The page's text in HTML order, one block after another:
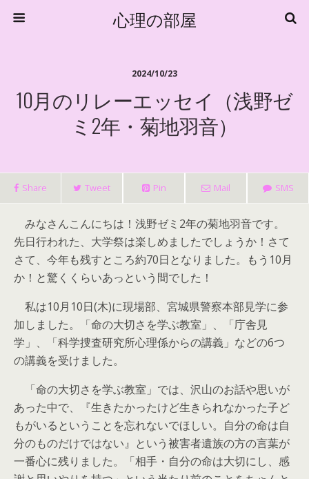
心理の部屋
2024/10/23
10月のリレーエッセイ（浅野ゼ
ミ2年・菊地羽音）
Share Tweet Pin Mail SMS
みなさんこんにちは！浅野ゼミ2年の菊地羽音です。
先日行われた、大学祭は楽しめましたでしょうか！さて
さて、今年も残すところ約70日となりました。もう10月
か！と驚くくらいあっという間でした！
私は10月10日(木)に現場部、宮城県警察本部見学に参
加しました。「命の大切さを学ぶ教室」、「庁舎見
学」、「科学捜査研究所心理係からの講義」などの6つ
の講義を受けました。
「命の大切さを学ぶ教室」では、沢山のお話や思いが
あった中で、『生きたかったけど生きられなかった子ど
もがいるということを忘れないでほしい。自分の命は自
分のものだけではない』という被害者遺族の方の言葉が
一番心に残りました。「相手・自分の命は大切にし、感